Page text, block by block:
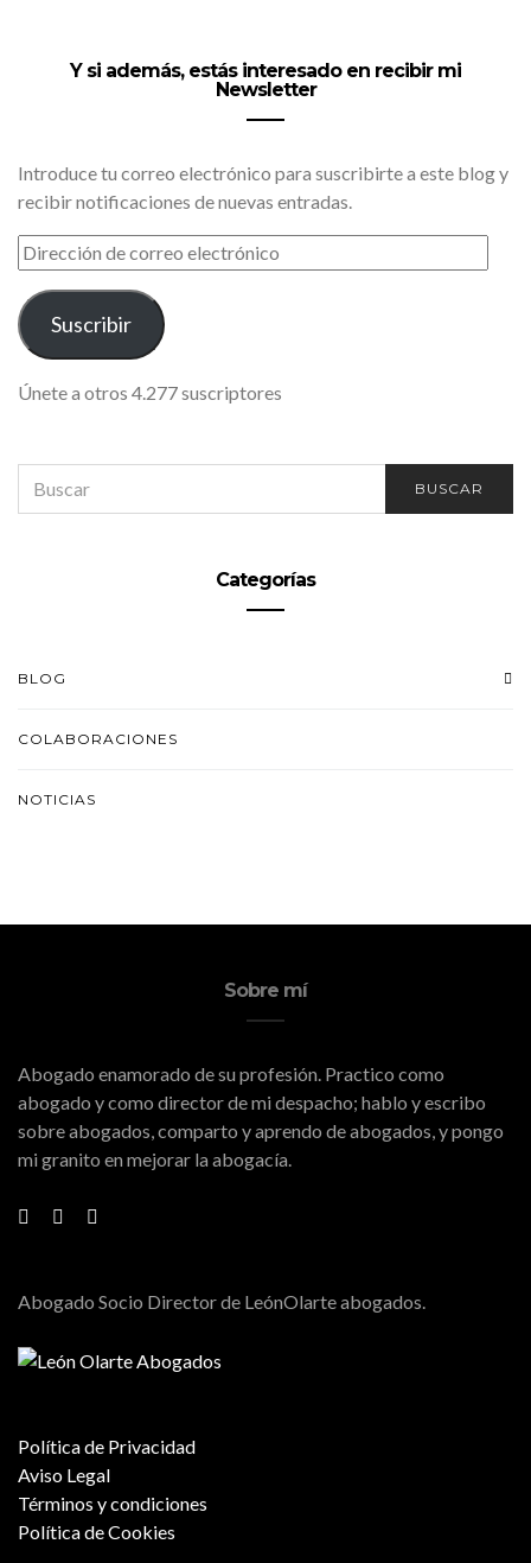
Y si además, estás interesado en recibir mi
Newsletter
Introduce tu correo electrónico para suscribirte a este blog y
recibir notificaciones de nuevas entradas.
DIRECCIÓN
DE
CORREO
ELECTRÓNICO
Suscribir
Únete a otros 4.277 suscriptores
FOR:
BUSCAR
Categorías
BLOG
COLABORACIONES
NOTICIAS
Sobre mí
Abogado enamorado de su profesión. Practico como
abogado y como director de mi despacho; hablo y escribo
sobre abogados, comparto y aprendo de abogados, y pongo
mi granito en mejorar la abogacía.
Abogado Socio Director de LeónOlarte abogados.
Política de Privacidad
Aviso Legal
Términos y condiciones
Política de Cookies